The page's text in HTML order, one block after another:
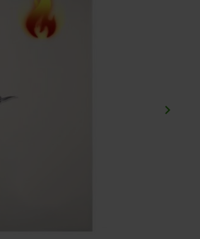
keyboard_arrow_right